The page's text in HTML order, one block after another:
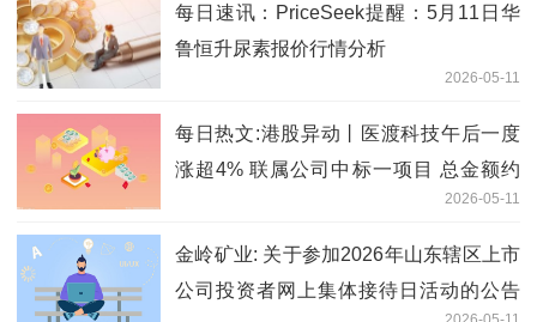
每日速讯：PriceSeek提醒：5月11日华
鲁恒升尿素报价行情分析
2026-05-11
每日热文:港股异动丨医渡科技午后一度
涨超4% 联属公司中标一项目 总金额约
2026-05-11
金岭矿业: 关于参加2026年山东辖区上市
公司投资者网上集体接待日活动的公告